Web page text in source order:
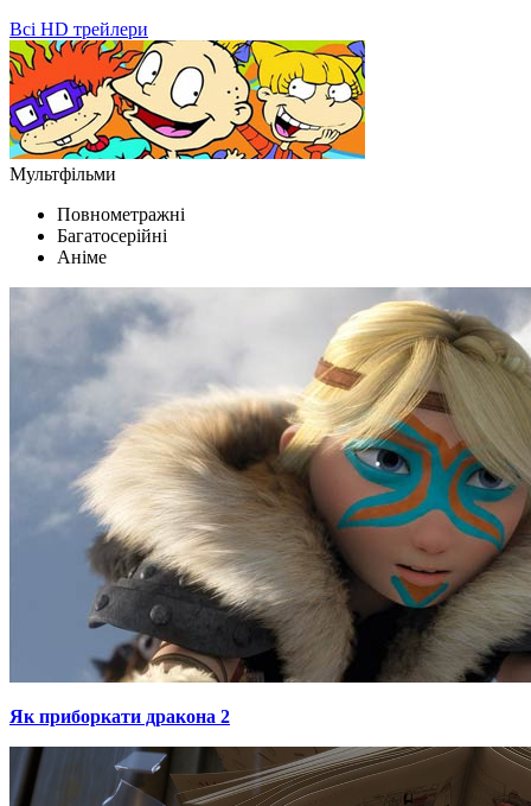
Всі HD трейлери
Мультфільми
Повнометражні
Багатосерійні
Аніме
Як приборкати дракона 2